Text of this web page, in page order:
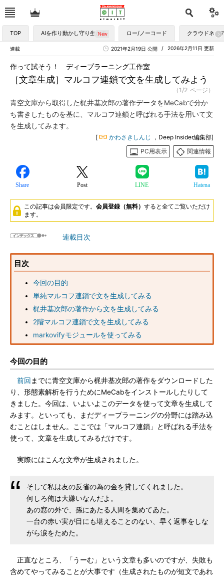
TOP AIを作り動かし守り生かす ロー/ノーコード クラウドネイ
連載 2026年2月11日 更新
2021年2月19日 公開
［文章生成］マルコフ連鎖で文を生成してみよう
作って試そう！ ディープラーニング工作室
（1/2 ページ）
青空文庫から取得した梶井基次郎の著作データをMeCabで分か
ち書きしたものを基に、マルコフ連鎖と呼ばれる手法を用いて文
を生成してみます。
[ かわさきしんじ
，Deep Insider編集部]
PC用表示
関連情報
Share Post LINE Hatena
この記事は会員限定です。 会員登録（無料） すると全てご覧いただけ
ます。
連載目次
目次
今回の目的
単純マルコフ連鎖で文を生成してみる
梶井基次郎の著作から文を生成してみる
2階マルコフ連鎖で文を生成してみる
markovifyモジュールを使ってみる
今回の目的
前回 までに青空文庫から梶井基次郎の著作をダウンロードした
り、形態素解析を行うためにMeCabをインストールしたりして
きました。今回は、いよいよこのデータを使って文章を生成して
みます。といっても、まだディープラーニングの分野には踏み込
むことはしません。ここでは「マルコフ連鎖」と呼ばれる手法を
使って、文章を生成してみるだけです。
実際にはこんな文章が生成されました。
そして私は友の反省の為の金を貸してくれました。
何しろ俺は大嫌いなんだよ。
あの窓の外で、孫にあたる人間を集めてゐた。
一台の赤い実が目にも堪えることのない、早く返事をしな
がら涙をためた。
正直なところ、「うーむ」という文章も多いのですが、失敗も
含めてやってみることが大事です（生成されたものが短文であれ